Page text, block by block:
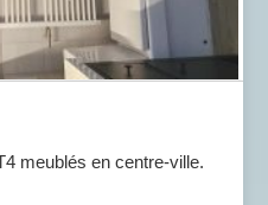
meublés en centre-ville.